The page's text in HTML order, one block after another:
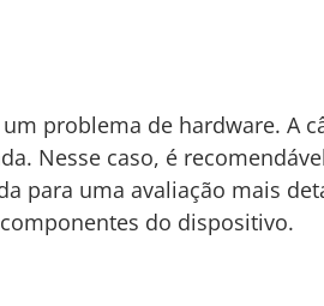
problema de hardware. A
Nesse caso, é
para uma avaliação mais
do dispositivo.